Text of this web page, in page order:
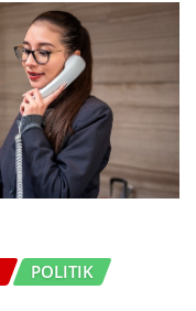
POLITIK